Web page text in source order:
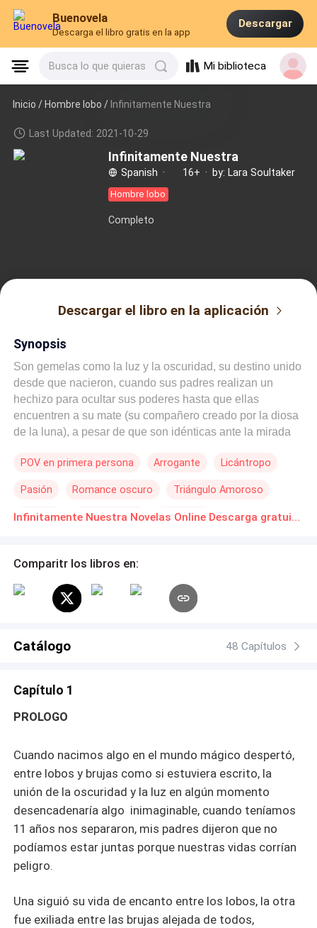
Buenovela
Descarga el libro gratis en la app
Descargar
Busca lo que quieras Mi biblioteca
Inicio /Hombre lobo / Infinitamente Nuestra
Last Updated: 2021-10-29
Infinitamente Nuestra
Spanish · 16+ · by: Lara Soultaker
Hombre lobo
Completo
Descargar el libro en la aplicación
Synopsis
Son gemelas como la luz y la oscuridad, su destino unido
desde que nacieron, cuando sus padres realizan un
hechizo para ocultar sus poderes hasta que ellas
encuentren a su mate (su compañero creado por la diosa
de la luna), a pesar de que son idénticas ante la mirada
Faith, dos princesas del Coven White Magic e hijas de un
cuando se encuentran entre el amor del Rey Alfa Lanox,
ambas serán su musa y su mate su otra mitad, cuando
como podrá el elegir entre ellas cuando los une un poder
tenerlas a ambas, sabiendo que esto ocasionara que se
desate una tragedia, que la oscuridad que duerme en una
ser sacrificada, como elegir entre la mujer que es tu
cuando todo estará perdido. Esta es la saga completa
autor, número de registro 2110119499270
POV en primera persona Arrogante Licántropo
Pasión Romance oscuro Triángulo Amoroso
Rebelde Malentendido Venganza Infinitamente Nuestra Novelas Online Descarga gratuita de PDF
Comparitr los libros en:
Catálogo 48 Capítulos
Capítulo 1
PROLOGO
Cuando nacimos algo en el mundo mágico despertó,
entre lobos y brujas como si estuviera escrito, la
unión de la oscuridad y la luz en algún momento
desencadenaría algo inimaginable, cuando teníamos
11 años nos separaron, mis padres dijeron que no
podíamos estar juntas porque nuestras vidas corrían
peligro.
Una siguió su vida de encanto entre los lobos, la otra
fue exiliada entre las brujas alejada de todos,